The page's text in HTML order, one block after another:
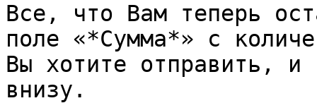
Все, что Вам теперь
поле «*Сумма*» с
Вы хотите отправить, и
внизу.